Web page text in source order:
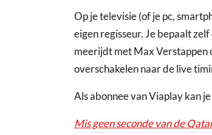
Op je televisie (of je pc,
eigen regisseur. Je bepaalt
meerijdt met Max Verstappen
overschakelen naar de live
Als abonnee van Viaplay kan
Mis geen seconde van de